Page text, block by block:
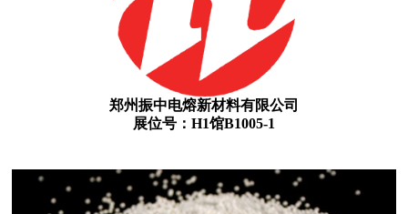
郑州振中电熔新材料有限公司
展位号：H1馆B1005-1